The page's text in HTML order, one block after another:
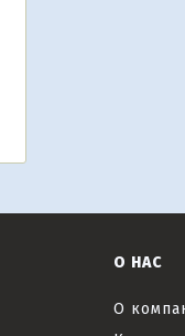
О НАС
О